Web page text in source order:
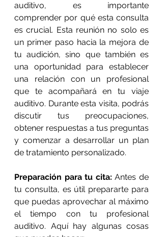
auditivo, es importante
comprender por qué esta consulta
es crucial. Esta reunión no solo es
un primer paso hacia la mejora de
tu audición, sino que también es
una oportunidad para establecer
una relación con un profesional
que te acompañará en tu viaje
auditivo. Durante esta visita, podrás
discutir tus preocupaciones,
obtener respuestas a tus preguntas
y comenzar a desarrollar un plan
de tratamiento personalizado.
Preparación para tu cita: Antes de
tu consulta, es útil prepararte para
que puedas aprovechar al máximo
el tiempo con tu profesional
auditivo. Aquí hay algunas cosas